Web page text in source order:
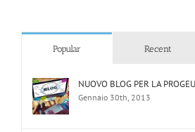
Popular Recent
NUOVO BLOG PER LA
Gennaio 30th, 2013